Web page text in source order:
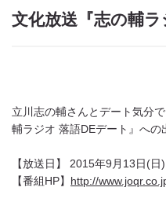
文化放送『志の輔ラ
立川志の輔さんとデート気分
輔ラジオ 落語DEデート』への
【放送日】 2015年9月13日(日
【番組HP】 http://